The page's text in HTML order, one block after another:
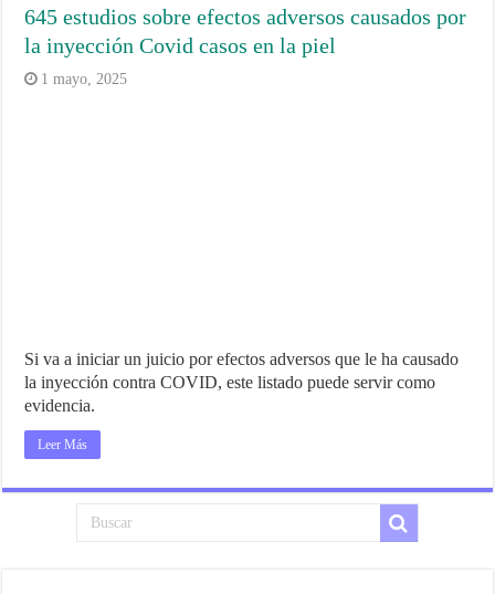
645 estudios sobre efectos adversos causados por
la inyección Covid casos en la piel
1 mayo, 2025
Si va a iniciar un juicio por efectos adversos que le ha causado
la inyección contra COVID, este listado puede servir como
evidencia.
Leer Más